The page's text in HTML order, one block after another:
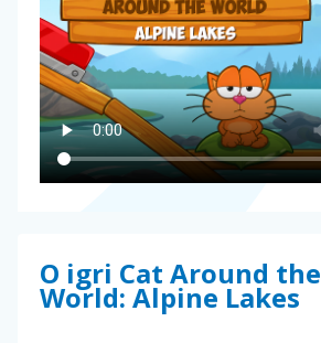
O igri Cat Around the
World: Alpine Lakes